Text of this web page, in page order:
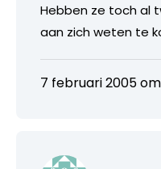
Hebben ze toch al
aan zich weten te
7 februari 2005